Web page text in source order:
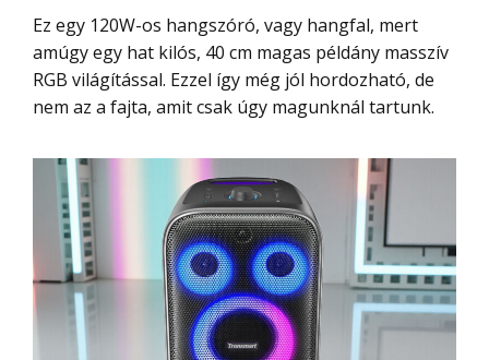
Ez egy 120W-os hangszóró, vagy hangfal, mert
amúgy egy hat kilós, 40 cm magas példány masszív
RGB világítással. Ezzel így még jól hordozható, de
nem az a fajta, amit csak úgy magunknál tartunk.